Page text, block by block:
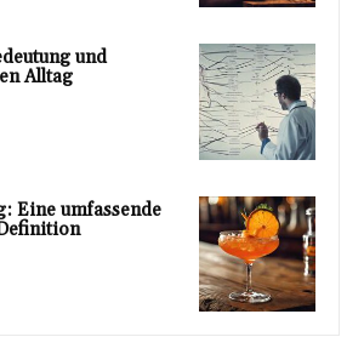
und
Alltag
Eine umfassende